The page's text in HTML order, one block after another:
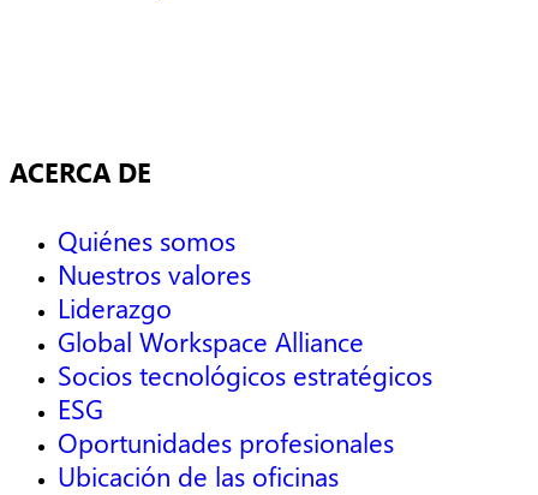
ACERCA DE
Quiénes somos
Nuestros valores
Liderazgo
Global Workspace Alliance
Socios tecnológicos estratégicos
ESG
Oportunidades profesionales
Ubicación de las oficinas